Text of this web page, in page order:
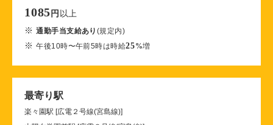
1085 円 以上
※通勤手当支給あり (規定内)
※午後10時〜午前5時は時給25%増
最寄り駅
楽々園駅 [広電２号線(宮島線)]